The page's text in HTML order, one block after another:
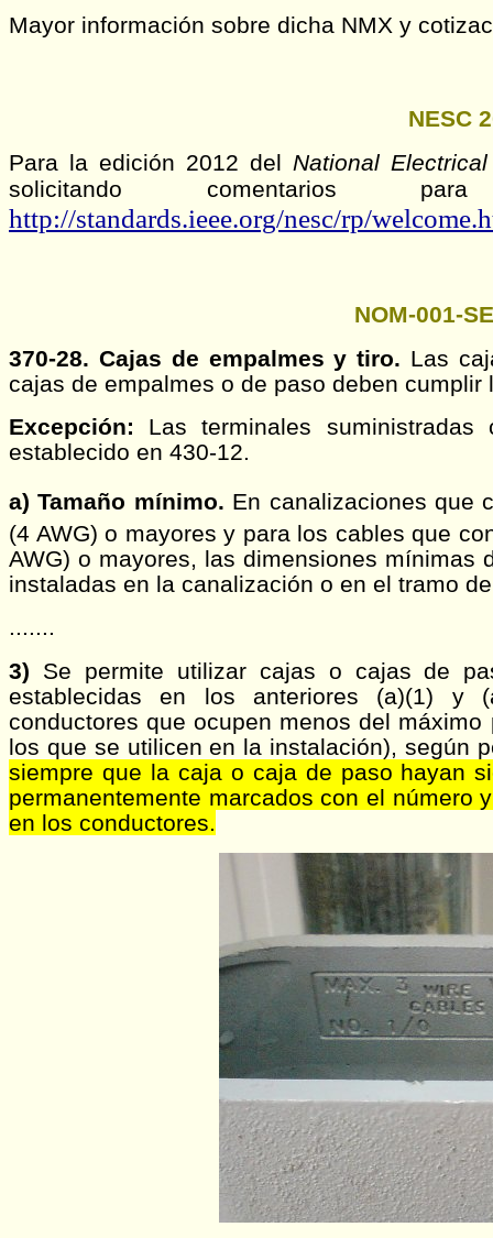
Mayor información sobre dicha NMX y
NESC
Para la edición 2012 del National
solicitando comentarios
http://standards.ieee.org/nesc/rp/
NOM-001-
370-28. Cajas de empalmes y tiro. Las
cajas de empalmes o de paso deben cumplir
Excepción: Las terminales
establecido en 430-12.
a) Tamaño mínimo. En canalizaciones que
(4 AWG) o mayores y para los cables que
AWG) o mayores, las dimensiones mínimas
instaladas en la canalización o en el tramo
.......
3) Se permite utilizar cajas o cajas de
establecidas en los anteriores (a)(1) y
conductores que ocupen menos del
los que se utilicen en la instalación), según
siempre que la caja o caja de paso hayan
permanentemente marcados con el número
en los conductores.